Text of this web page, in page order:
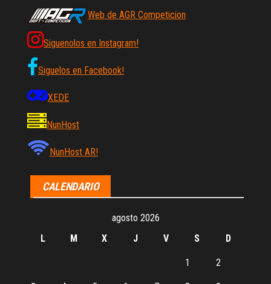
Web de AGR Competicion
Siguenolos en Instagram!
Siguelos en Facebook!
XEDE
NunHost
NunHost AR!
CALENDARIO
agosto 2026
L
M X J V S D
1 2